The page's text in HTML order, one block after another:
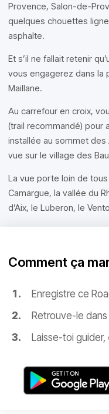
Provence, Salon-de-
quelques chouettes
asphalte.
Et s’il ne fallait retenir
vous engagerez dans la
Maillane.
Au carrefour en croix,
(trail recommandé) pour
installée au sommet
vue sur le village des
La vue porte loin de
Camargue, la vallée du
d’Aix, le Luberon, le
Comment ça
Enregistre ce
Retrouve-le dans
Laisse-toi guider,